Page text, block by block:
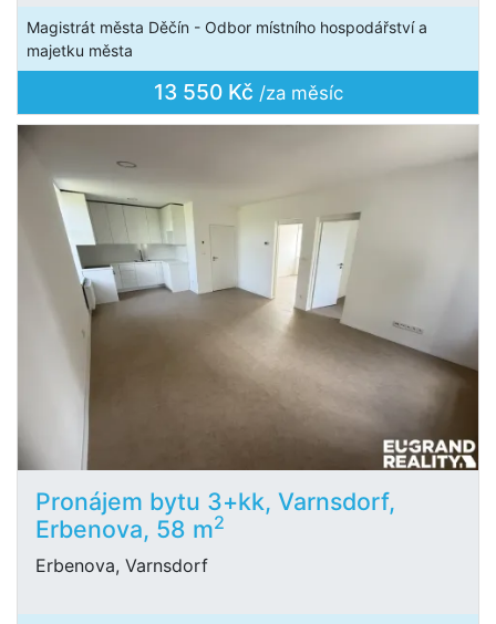
Magistrát města Děčín - Odbor místního hospodářství a
majetku města
13 550 Kč /za měsíc
Pronájem bytu 3+kk, Varnsdorf,
Erbenova, 58 m2
Erbenova, Varnsdorf